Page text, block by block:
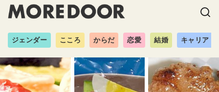
ジェンダー こころ からだ 恋愛 結婚 キャリア